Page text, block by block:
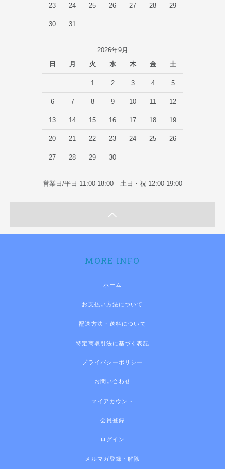
23 24 25 26 27 28 29
30 31
2026年9月
日
月 火 水 木 金 土
1 2 3 4 5
6 7 8 9 10 11 12
13 14 15 16 17 18 19
20 21 22 23 24 25 26
27 28 29 30
営業日/平日 11:00-18:00 土日・祝 12:00-19:00
MORE INFO
ホーム
お支払い方法について
配送方法・送料について
特定商取引法に基づく表記
プライバシーポリシー
お問い合わせ
マイアカウント
会員登録
ログイン
メルマガ登録・解除